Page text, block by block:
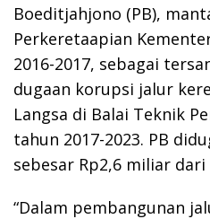
Boeditjahjono (PB),
Perkeretaapian
2016-2017, sebagai
dugaan korupsi jalur
Langsa di Balai Teknik
tahun 2017-2023. PB
sebesar Rp2,6 miliar
“Dalam pembangunan